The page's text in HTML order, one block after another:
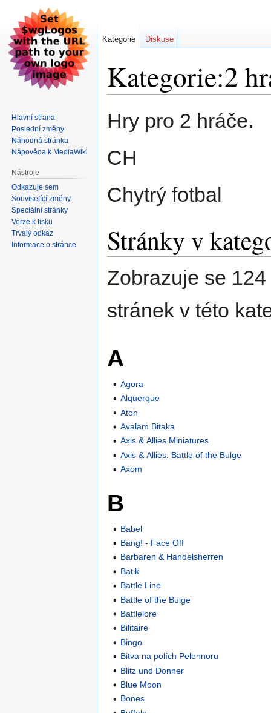
Kategorie:2
na
na
Hry pro 2 hráče.
CH
Chytrý fotbal
Stránky v
Zobrazuje se
stránek v této
A
Agora
Alquerque
Aton
Avalam Bitaka
Axis & Allies Miniatures
Axis & Allies: Battle of the Bulge
Axom
B
Babel
Bang! - Face Off
Barbaren & Handelsherren
Batik
Battle Line
Battle of the Bulge
Battlelore
Bilitaire
Bingo
Bitva na polích Pelennoru
Blitz und Donner
Blue Moon
Bones
Kategorie Diskuse
Hlavní strana
Poslední změny
Náhodná stránka
Nápověda k MediaWiki
Nástroje
Odkazuje sem
Související změny
Speciální stránky
Verze k tisku
Trvalý odkaz
Informace o stránce